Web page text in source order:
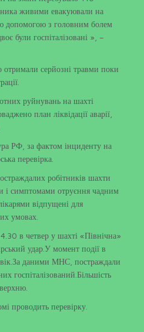
живими евакуювали на
допомогою з головним болем
були госпіталізовані », –
отримали серйозні травми поки
руйнувань на шахті
план ліквідації аварії,
РФ, за фактом інциденту на
перевірка.
робітників шахти
і симптомами отруєння чадним
відпущені для
умовах.
в четвер у шахті «Північна»
удар.У момент події в
даними МНС, постраждали
госпіталізований.Більшість
проводить перевірку.